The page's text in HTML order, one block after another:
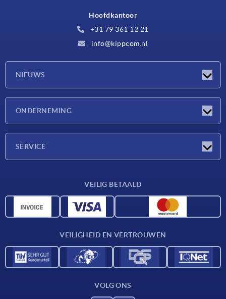
Hoofdkantoor
+31 79 361 12 21
info@kippcom.nl
NIEUWS
ONDERNEMING
SERVICE
CAD-gegevens
VEILIG BETAALD
VEILIGHEID EN VERTROUWEN
VOLG ONS